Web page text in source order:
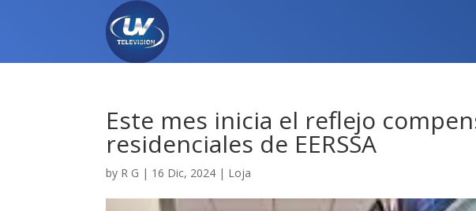
Este mes inicia el reflejo
residenciales de EERSSA
by R G | 16 Dic, 2024 | Loja